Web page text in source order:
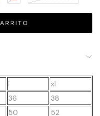
l
xl
36
38
50
52